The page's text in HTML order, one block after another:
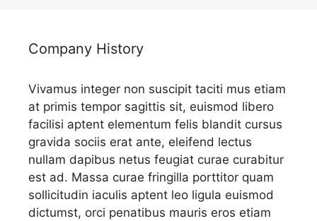
Company History
Vivamus integer non suscipit taciti mus etiam
at primis tempor sagittis sit, euismod libero
facilisi aptent elementum felis blandit cursus
gravida sociis erat ante, eleifend lectus
nullam dapibus netus feugiat curae curabitur
est ad. Massa curae fringilla porttitor quam
sollicitudin iaculis aptent leo ligula euismod
dictumst, orci penatibus mauris eros etiam